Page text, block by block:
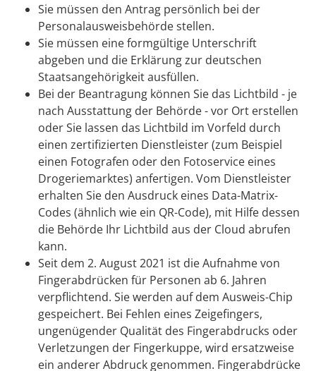
Sie müssen den Antrag persönlich bei der
Personalausweisbehörde stellen.
Sie müssen eine formgültige Unterschrift
abgeben und die Erklärung zur deutschen
Staatsangehörigkeit ausfüllen.
Bei der Beantragung können Sie das Lichtbild - je
nach Ausstattung der Behörde - vor Ort erstellen
oder Sie lassen das Lichtbild im Vorfeld durch
einen zertifizierten Dienstleister (zum Beispiel
einen Fotografen oder den Fotoservice eines
Drogeriemarktes) anfertigen. Vom Dienstleister
erhalten Sie den Ausdruck eines Data-Matrix-
Codes (ähnlich wie ein QR-Code), mit Hilfe dessen
die Behörde Ihr Lichtbild aus der Cloud abrufen
kann.
Seit dem 2. August 2021 ist die Aufnahme von
Fingerabdrücken für Personen ab 6. Jahren
verpflichtend. Sie werden auf dem Ausweis-Chip
gespeichert. Bei Fehlen eines Zeigefingers,
ungenügender Qualität des Fingerabdrucks oder
Verletzungen der Fingerkuppe, wird ersatzweise
ein anderer Abdruck genommen. Fingerabdrücke